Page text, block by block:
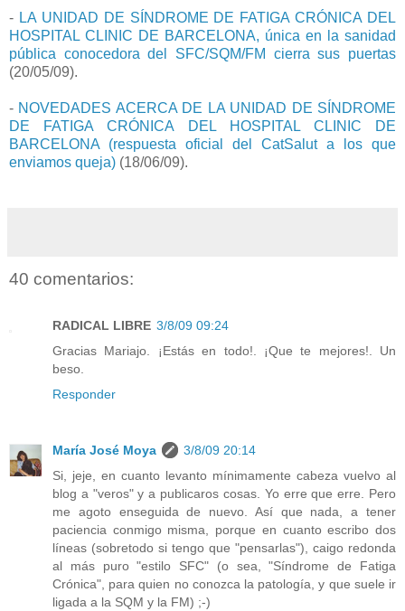
- LA UNIDAD DE SÍNDROME DE FATIGA CRÓNICA DEL
HOSPITAL CLINIC DE BARCELONA, única en la sanidad
pública conocedora del SFC/SQM/FM cierra sus puertas
(20/05/09).
- NOVEDADES ACERCA DE LA UNIDAD DE SÍNDROME
DE FATIGA CRÓNICA DEL HOSPITAL CLINIC DE
BARCELONA (respuesta oficial del CatSalut a los que
enviamos queja) (18/06/09).
40 comentarios:
RADICAL LIBRE 3/8/09 09:24
Gracias Mariajo. ¡Estás en todo!. ¡Que te mejores!. Un
beso.
Responder
María José Moya
3/8/09 20:14
Si, jeje, en cuanto levanto mínimamente cabeza vuelvo al
blog a "veros" y a publicaros cosas. Yo erre que erre. Pero
me agoto enseguida de nuevo. Así que nada, a tener
paciencia conmigo misma, porque en cuanto escribo dos
líneas (sobretodo si tengo que "pensarlas"), caigo redonda
al más puro "estilo SFC" (o sea, "Síndrome de Fatiga
Crónica", para quien no conozca la patología, y que suele ir
ligada a la SQM y la FM) ;-)